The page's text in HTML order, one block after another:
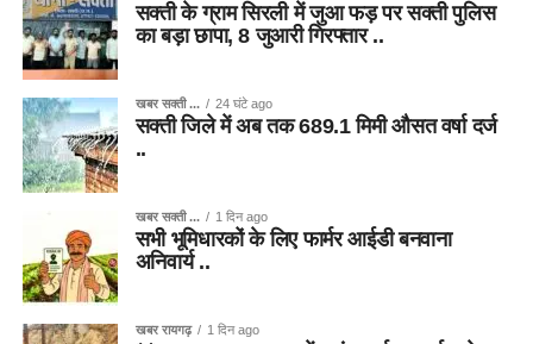
सक्ती के ग्राम सिरली में जुआ फड़ पर सक्ती पुलिस
का बड़ा छापा, 8 जुआरी गिरफ्तार ..
खबर सक्ती ... 24 घंटे ago
सक्ती जिले में अब तक 689.1 मिमी औसत वर्षा दर्ज
..
खबर सक्ती ... 1 दिन ago
सभी भूमिधारकों के लिए फार्मर आईडी बनवाना
अनिवार्य ..
खबर रायगढ़ 1 दिन ago